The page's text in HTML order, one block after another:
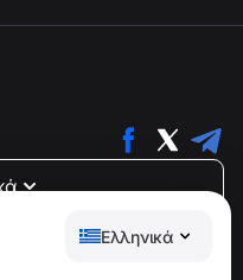
Ελληνικά
προστατεύει από